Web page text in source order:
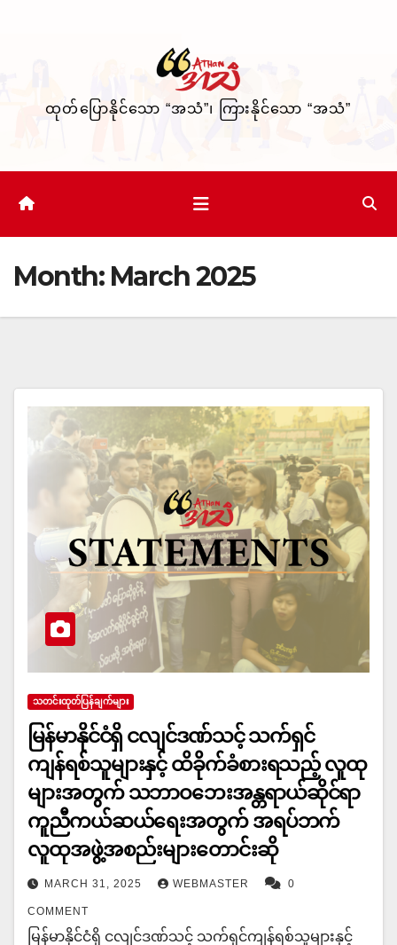
ထုတ်ပြောနိုင်သော “အသံ”၊ ကြားနိုင်သော “အသံ”
Month: March 2025
သတင်းထုတ်ပြန်ချက်များ
မြန်မာနိုင်ငံရှိ ငလျင်ဒဏ်သင့် သက်ရှင်
ကျန်ရစ်သူများနှင့် ထိခိုက်ခံစားရသည့် လူထု
များအတွက် သဘာဝဘေးအန္တရာယ်ဆိုင်ရာ
ကူညီကယ်ဆယ်ရေးအတွက် အရပ်ဘက်
လူထုအဖွဲ့အစည်းများတောင်းဆို
MARCH 31, 2025 WEBMASTER 0
COMMENT
မြန်မာနိုင်ငံရှိ ငလျင်ဒဏ်သင့် သက်ရှင်ကျန်ရစ်သူများနှင့်